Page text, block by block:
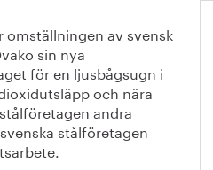
av svensk
sin nya
för en ljusbågsugn i
och nära
andra
stålföretagen